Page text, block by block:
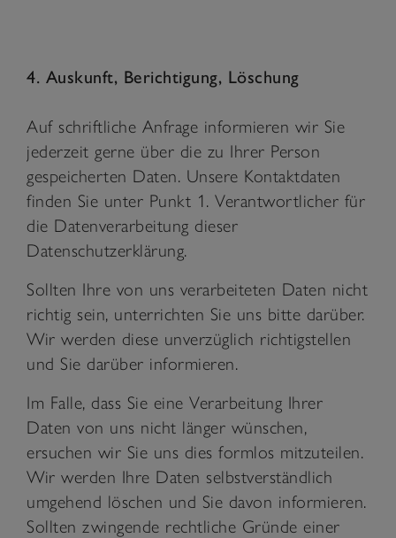
4. Auskunft, Berichtigung, Löschung
Auf schriftliche Anfrage informieren wir Sie
jederzeit gerne über die zu Ihrer Person
gespeicherten Daten. Unsere Kontaktdaten
finden Sie unter Punkt 1. Verantwortlicher für
die Datenverarbeitung dieser
Datenschutzerklärung.
Sollten Ihre von uns verarbeiteten Daten nicht
richtig sein, unterrichten Sie uns bitte darüber.
Wir werden diese unverzüglich richtigstellen
und Sie darüber informieren.
Im Falle, dass Sie eine Verarbeitung Ihrer
Daten von uns nicht länger wünschen,
ersuchen wir Sie uns dies formlos mitzuteilen.
Wir werden Ihre Daten selbstverständlich
umgehend löschen und Sie davon informieren.
Sollten zwingende rechtliche Gründe einer